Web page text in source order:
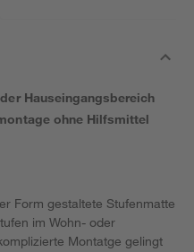
Hauseingangsbereich
ohne Hilfsmittel
Form gestaltete Stufenmatte
im Wohn- oder
Montatge gelingt